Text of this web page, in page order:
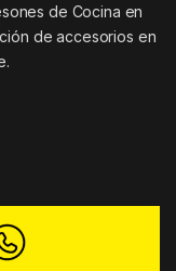
de Cocina en
de accesorios en